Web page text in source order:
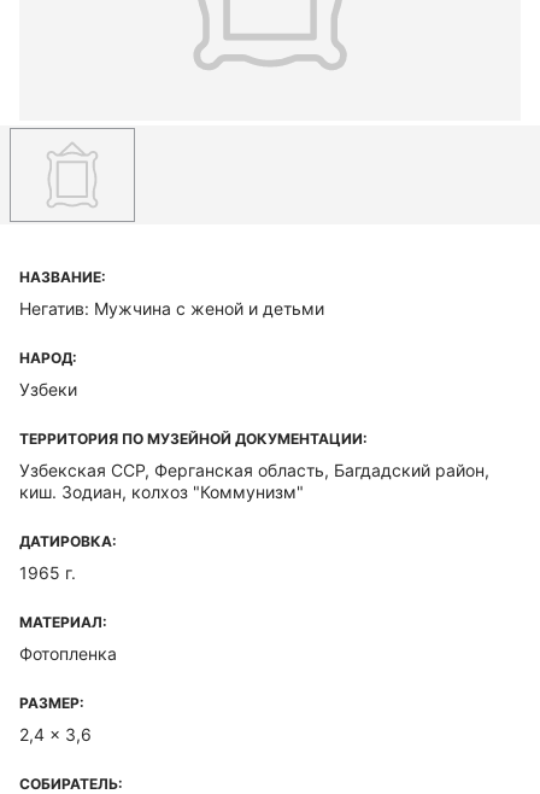
НАЗВАНИЕ:
Негатив: Мужчина с женой и детьми
НАРОД:
Узбеки
ТЕРРИТОРИЯ ПО МУЗЕЙНОЙ ДОКУМЕНТАЦИИ:
Узбекская ССР, Ферганская область, Багдадский район,
киш. Зодиан, колхоз "Коммунизм"
ДАТИРОВКА:
1965 г.
МАТЕРИАЛ:
Фотопленка
РАЗМЕР:
2,4 x 3,6
СОБИРАТЕЛЬ: